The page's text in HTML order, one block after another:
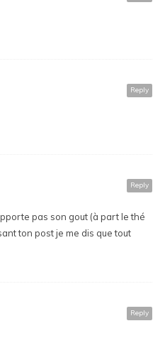
Reply
Reply
pas son gout (à part le thé
ton post je me dis que tout
Reply